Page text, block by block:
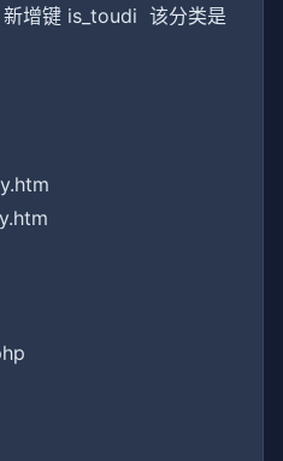
增键 is_toudi 该分类是